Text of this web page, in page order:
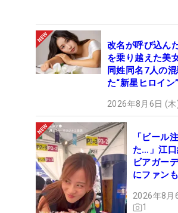
改名が呼び込ん
を乗り越えた美
同姓同名7人の
た“新星ヒロイン”
2026年8月6日 (
「ビール
た…」江
ビアガー
にファン
2026年8月
1